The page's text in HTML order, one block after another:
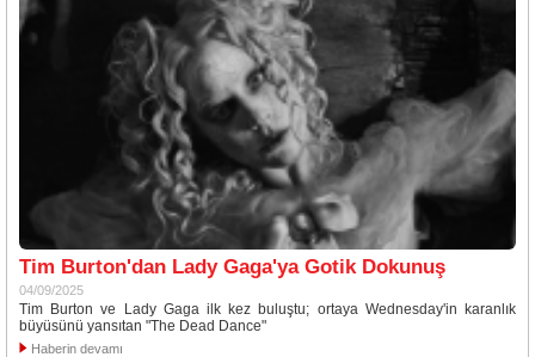
Tim Burton'dan Lady Gaga'ya Gotik Dokunuş
04/09/2025
Tim Burton ve Lady Gaga ilk kez buluştu; ortaya Wednesday'in karanlık
büyüsünü yansıtan "The Dead Dance"
Haberin devamı